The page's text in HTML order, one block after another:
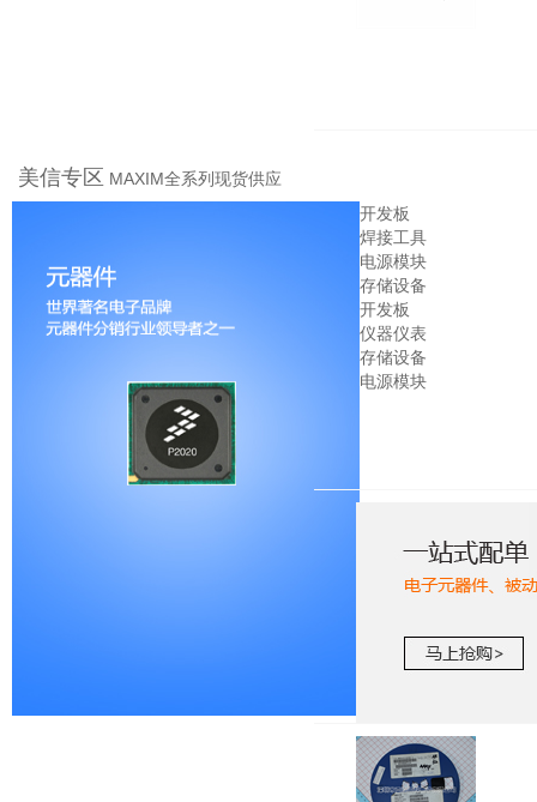
美信专区 MAXIM全系列现货供应
开发板
焊接工具
电源模块
存储设备
开发板
仪器仪表
存储设备
电源模块